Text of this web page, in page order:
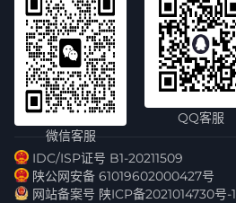
微信客服
QQ客服
IDC/ISP证号 B1-20211509
陕公网安备 61019602000427号
网站备案号 陕ICP备2021014730号-1